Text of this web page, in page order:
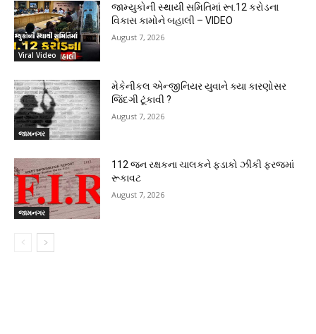
Viral Video
જામ્યુકોની સ્થાયી સમિતિમાં રૂા.12 કરોડના
વિકાસ કામોને બહાલી – VIDEO
August 7, 2026
જામનગર
મેકેનીકલ એન્જીનિયર યુવાને ક્યા કારણોસર
જિંદગી ટૂંકાવી ?
August 7, 2026
જામનગર
112 જન રક્ષકના ચાલકને ફડાકો ઝીંકી ફરજમાં
રૂકાવટ
August 7, 2026